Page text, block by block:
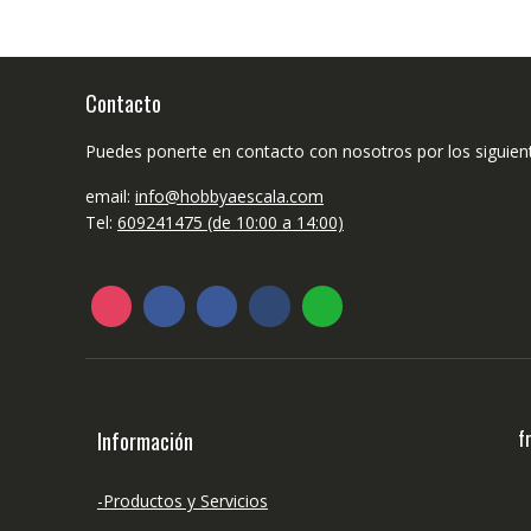
Contacto
Puedes ponerte en contacto con nosotros por los
email: info@hobbyaescala.com
Tel: 609241475 (de 10:00 a 14:00)
Información
-Productos y Servicios